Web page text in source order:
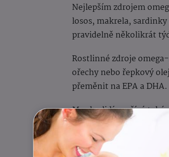
Nejlepším zdrojem
losos, makrela,
pravidelně několikrát
Rostlinné zdroje
ořechy nebo řepkový
přeměnit na EPA a DHA.
Mnoho lidí využívá také
kyselinami. Ty mohou
Při výběru je důležité